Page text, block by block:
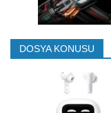
DOSYA KONUSU